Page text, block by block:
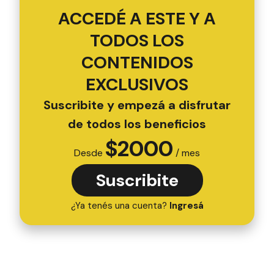
ACCEDÉ A ESTE Y A
TODOS LOS
CONTENIDOS
EXCLUSIVOS
Suscribite y empezá a disfrutar
de todos los beneficios
Desde $2000 / mes
Suscribite
¿Ya tenés una cuenta? Ingresá